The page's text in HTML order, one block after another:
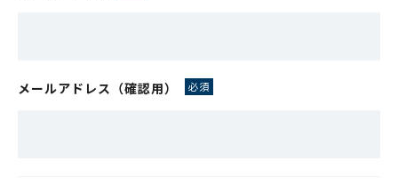
メールアドレス（確認用）